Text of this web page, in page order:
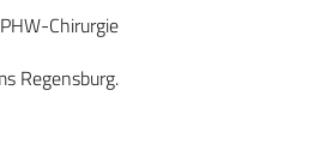
Chirurgie
Regensburg.